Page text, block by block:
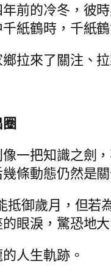
前的冷冬，彼
紙鶴時，千紙
拉來了關注、
一把知識之劍
條動態仍然是
抵御歲月，但
眼淚，驚恐地
人生軌跡。